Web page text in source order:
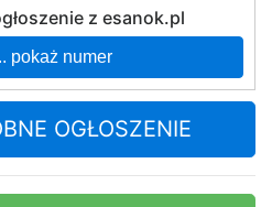
z esanok.pl
pokaż numer
OGŁOSZENIE